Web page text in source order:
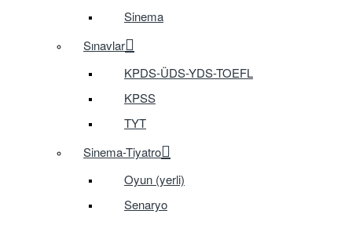
Sinema
Sınavlar
KPDS-ÜDS-YDS-TOEFL
KPSS
TYT
Sinema-Tiyatro
Oyun (yerli)
Senaryo